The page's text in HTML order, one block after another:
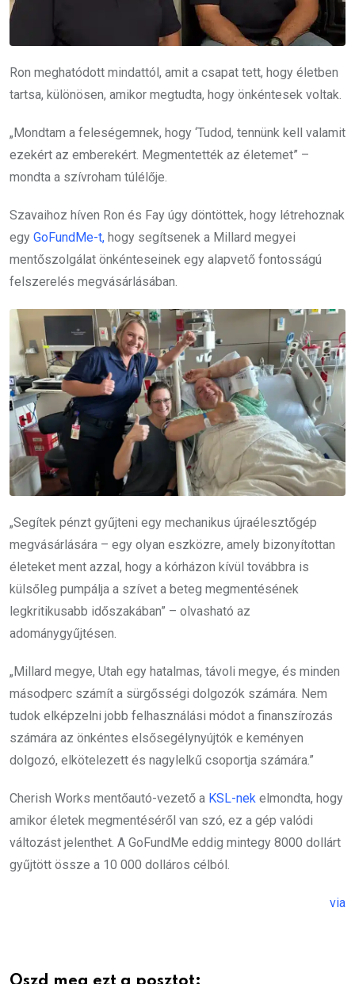
Ron meghatódott mindattól, amit a csapat tett, hogy életben
tartsa, különösen, amikor megtudta, hogy önkéntesek voltak.
„Mondtam a feleségemnek, hogy ‘Tudod, tennünk kell valamit
ezekért az emberekért. Megmentették az életemet” –
mondta a szívroham túlélője.
Szavaihoz híven Ron és Fay úgy döntöttek, hogy létrehoznak
egy GoFundMe-t, hogy segítsenek a Millard megyei
mentőszolgálat önkénteseinek egy alapvető fontosságú
felszerelés megvásárlásában.
„Segítek pénzt gyűjteni egy mechanikus újraélesztőgép
megvásárlására – egy olyan eszközre, amely bizonyítottan
életeket ment azzal, hogy a kórházon kívül továbbra is
külsőleg pumpálja a szívet a beteg megmentésének
legkritikusabb időszakában” – olvasható az
adománygyűjtésen.
„Millard megye, Utah egy hatalmas, távoli megye, és minden
másodperc számít a sürgősségi dolgozók számára. Nem
tudok elképzelni jobb felhasználási módot a finanszírozás
számára az önkéntes elsősegélynyújtók e keményen
dolgozó, elkötelezett és nagylelkű csoportja számára.”
Cherish Works mentőautó-vezető a KSL-nek elmondta, hogy
amikor életek megmentéséről van szó, ez a gép valódi
változást jelenthet. A GoFundMe eddig mintegy 8000 dollárt
gyűjtött össze a 10 000 dolláros célból.
via